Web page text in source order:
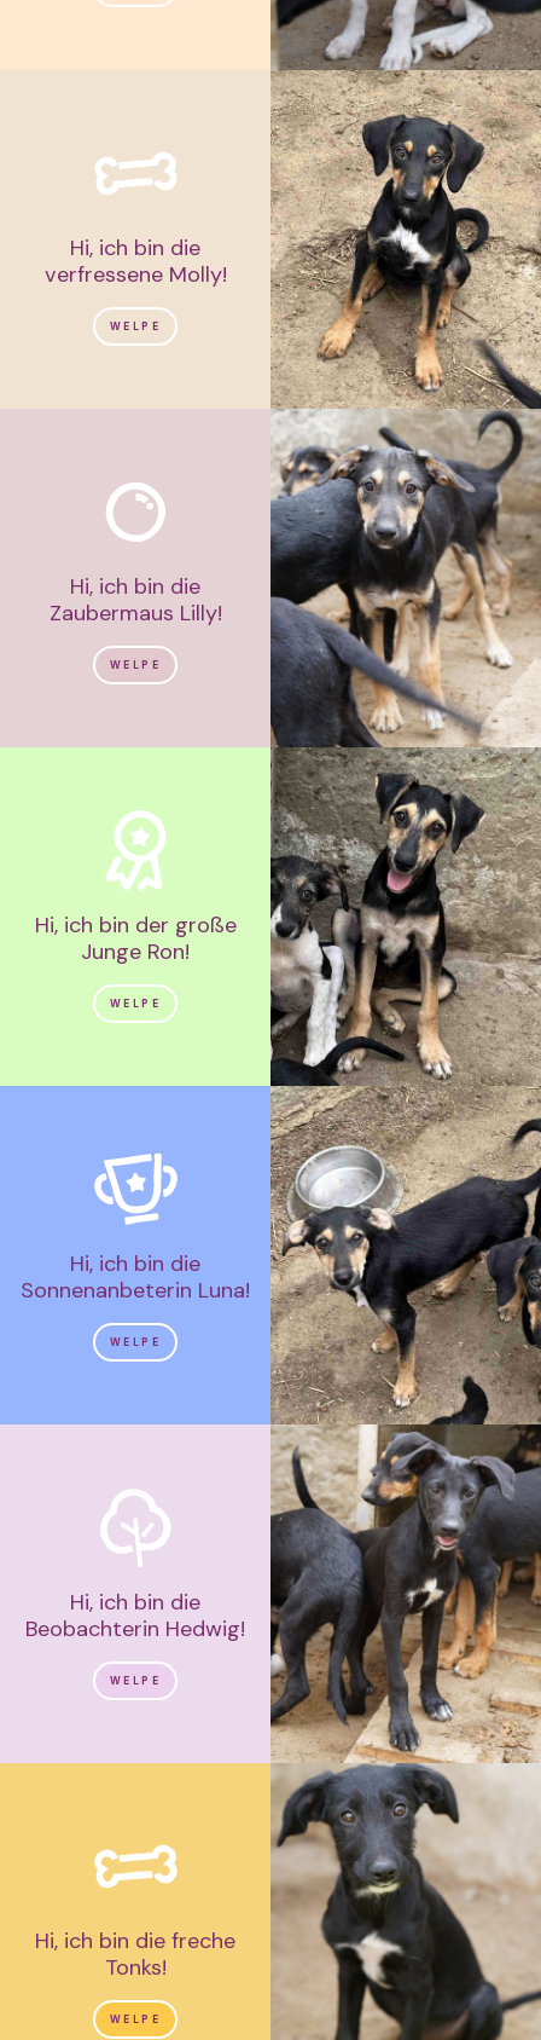
Hi, ich bin die
verfressene Molly!
WELPE
Hi, ich bin die
Zaubermaus Lilly!
WELPE
Hi, ich bin der große
Junge Ron!
WELPE
Hi, ich bin die
Sonnenanbeterin Luna!
WELPE
Hi, ich bin die
Beobachterin Hedwig!
WELPE
Hi, ich bin die freche
Tonks!
WELPE